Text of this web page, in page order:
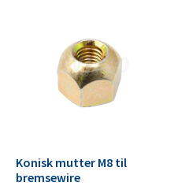
Konisk mutter M8 til
bremsewire